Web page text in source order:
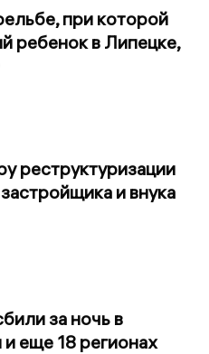
при которой
ребенок в Липецке,
реструктуризации
и внука
за ночь в
еще 18 регионах